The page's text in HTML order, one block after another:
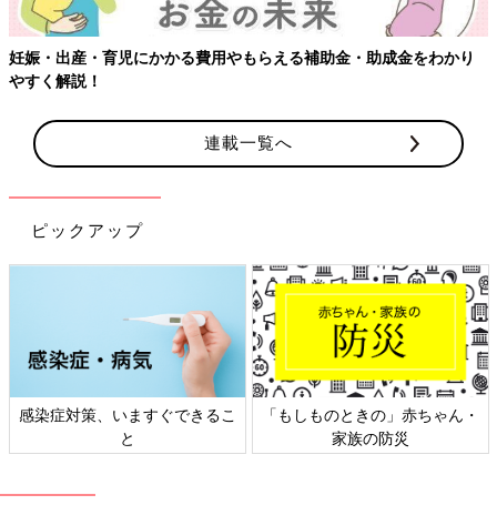
妊娠・出産・育児にかかる費用やもらえる補助金・助成金をわかり
やすく解説！
連載一覧へ
ピックアップ
感染症対策、いますぐできるこ
と
「もしものときの」赤ちゃん・
家族の防災